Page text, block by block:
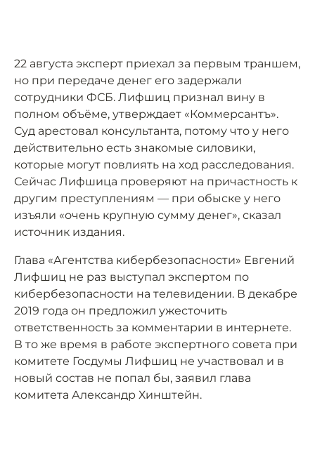
22 августа эксперт приехал за первым траншем,
но при передаче денег его задержали
сотрудники ФСБ. Лифшиц признал вину в
полном объёме, утверждает «Коммерсантъ».
Суд арестовал консультанта, потому что у него
действительно есть знакомые силовики,
которые могут повлиять на ход расследования.
Сейчас Лифшица проверяют на причастность к
другим преступлениям — при обыске у него
изъяли «очень крупную сумму денег», сказал
источник издания.
Глава «Агентства кибербезопасности» Евгений
Лифшиц не раз выступал экспертом по
кибербезопасности на телевидении. В декабре
2019 года он предложил ужесточить
ответственность за комментарии в интернете.
В то же время в работе экспертного совета при
комитете Госдумы Лифшиц не участвовал и в
новый состав не попал бы, заявил глава
комитета Александр Хинштейн.